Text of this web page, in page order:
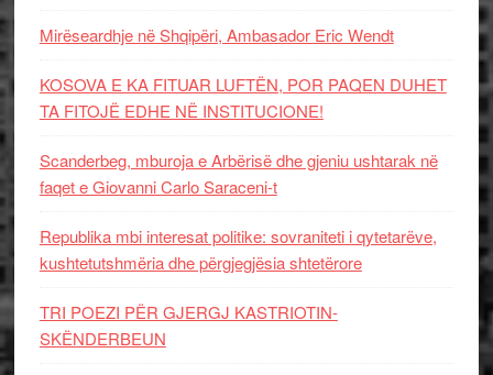
Mirëseardhje në Shqipëri, Ambasador Eric Wendt
KOSOVA E KA FITUAR LUFTËN, POR PAQEN DUHET
TA FITOJË EDHE NË INSTITUCIONE!
Scanderbeg, mburoja e Arbërisë dhe gjeniu ushtarak në
faqet e Giovanni Carlo Saraceni-t
Republika mbi interesat politike: sovraniteti i qytetarëve,
kushtetutshmëria dhe përgjegjësia shtetërore
TRI POEZI PËR GJERGJ KASTRIOTIN-
SKËNDERBEUN